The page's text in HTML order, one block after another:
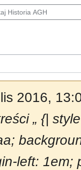
2016,
„ {|
left: 1em;